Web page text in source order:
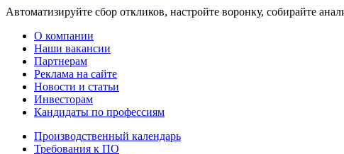
Автоматизируйте сбор откликов, настройте воронку, собирайте
О компании
Наши вакансии
Партнерам
Реклама на сайте
Новости и статьи
Инвесторам
Кандидаты по профессиям
Производственный календарь
Требования к ПО